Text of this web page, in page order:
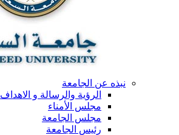
نبذه عن الجامعة
الرؤية والرسالة و الاهداف
مجلس الأمناء
مجلس الجامعة
رئيس الجامعة